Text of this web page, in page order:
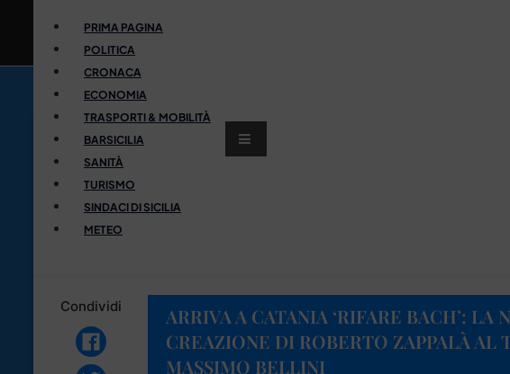
PRIMA PAGINA
POLITICA
CRONACA
ECONOMIA
TRASPORTI & MOBILITÀ
BARSICILIA
SANITÀ
TURISMO
SINDACI DI SICILIA
METEO
Condividi
ARRIVA A CATANIA ‘RIFARE BACH’: LA
CREAZIONE DI ROBERTO ZAPPALÀ AL
MASSIMO BELLINI